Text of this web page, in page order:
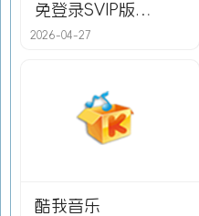
免登录SVIP版
（Android）
2026-04-27
酷我音乐